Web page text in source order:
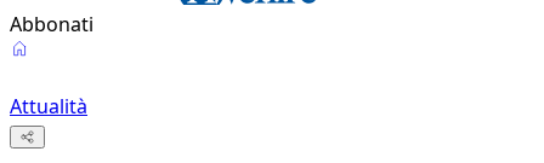
Abbonati
Attualità